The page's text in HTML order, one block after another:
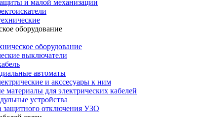
и малой механизации
оборудование
оборудование
выключатели
автоматы
и акссесуары к ним
для электрических кабелей
устройства
защитного отключения УЗО